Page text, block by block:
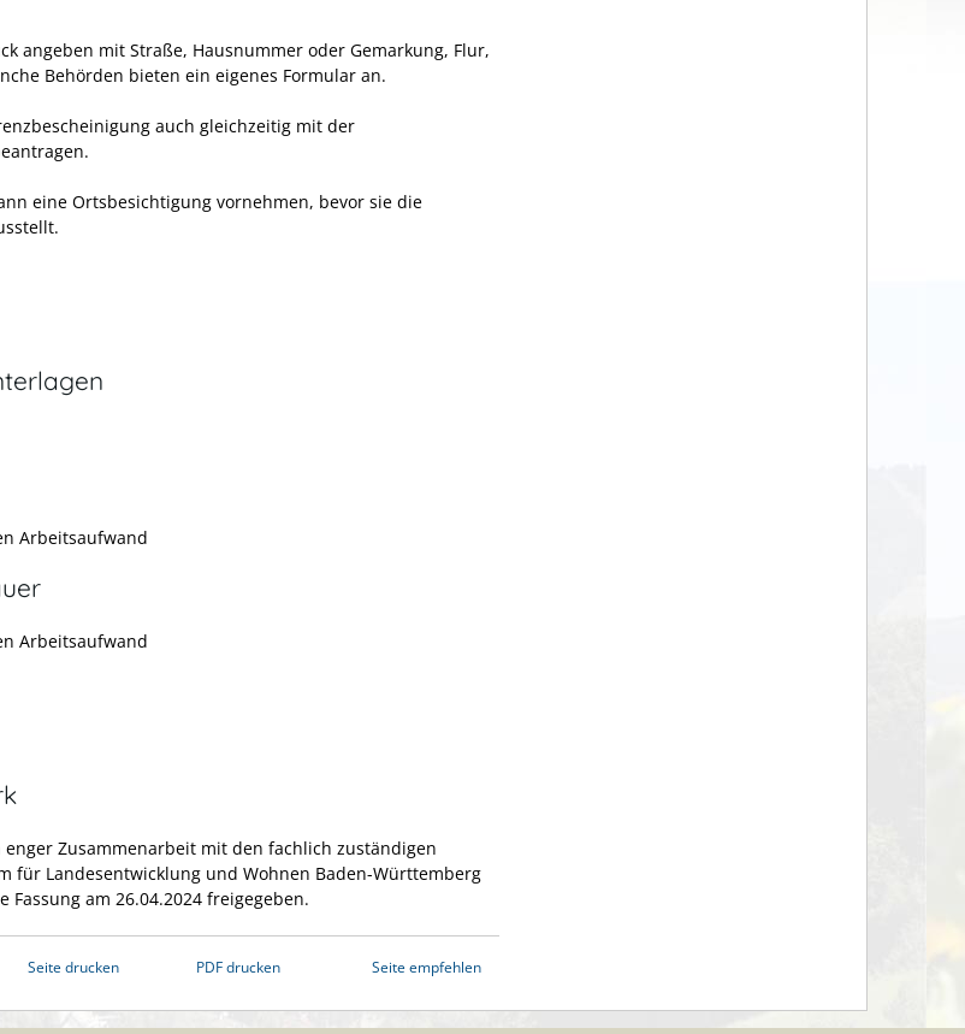
angeben mit Straße, Hausnummer oder Gemarkung, Flur,
Behörden bieten ein eigenes Formular an.
auch gleichzeitig mit der
eine Ortsbesichtigung vornehmen, bevor sie die
Arbeitsaufwand
Arbeitsaufwand
enger Zusammenarbeit mit den fachlich zuständigen
für Landesentwicklung und Wohnen Baden-Württemberg
Fassung am 26.04.2024 freigegeben.
Seite drucken PDF drucken Seite empfehlen